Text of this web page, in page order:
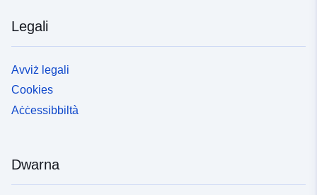
Legali
Avviż legali
Cookies
Aċċessibbiltà
Dwarna